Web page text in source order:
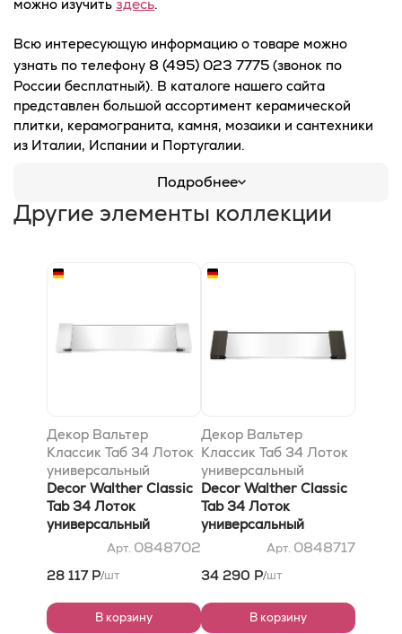
можно изучить здесь.
Всю интересующую информацию о товаре можно
узнать по телефону 8 (495) 023 7775 (звонок по
России бесплатный). В каталоге нашего сайта
представлен большой ассортимент керамической
плитки, керамогранита, камня, мозаики и сантехники
из Италии, Испании и Португалии.
Подробнее
Другие элементы коллекции
Декор Вальтер
Классик Таб 34 Лоток
универсальный
34x12см, прозрачное
стекло, цвет: хром
Decor Walther Classic
Tab 34 Лоток
универсальный
34x12см, прозрачное
стекло, цвет: хром
Арт. 0848702
28 117 Р/шт
В корзину
Декор Вальтер
Классик Таб 34 Лоток
универсальный
34x12см, прозрачное
стекло, цвет: темная
бронза
Decor Walther Classic
Tab 34 Лоток
универсальный
34x12см, прозрачное
стекло, цвет: темная
бронза
Арт. 0848717
34 290 Р/шт
В корзину